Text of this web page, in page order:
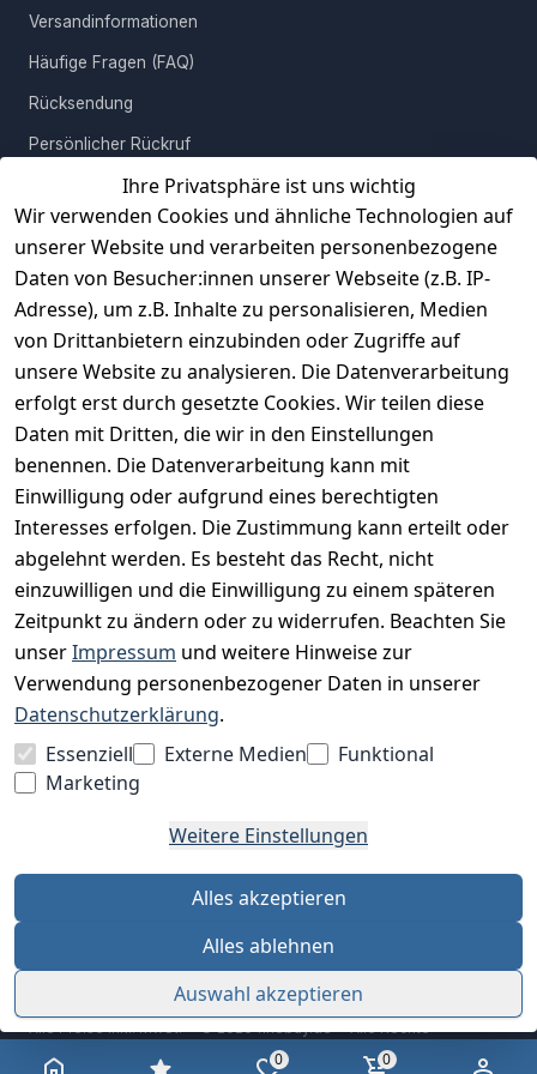
deiner Einrichtung!
0 0
Ihre Privatsphäre ist uns wichtig
Wir verwenden Cookies und ähnliche Technologien auf
unserer Website und verarbeiten personenbezogene
Daten von Besucher:innen unserer Webseite (z.B. IP-
Adresse), um z.B. Inhalte zu personalisieren, Medien
von Drittanbietern einzubinden oder Zugriffe auf
unsere Website zu analysieren. Die Datenverarbeitung
erfolgt erst durch gesetzte Cookies. Wir teilen diese
Daten mit Dritten, die wir in den Einstellungen
benennen. Die Datenverarbeitung kann mit
Einwilligung oder aufgrund eines berechtigten
Interesses erfolgen. Die Zustimmung kann erteilt oder
abgelehnt werden. Es besteht das Recht, nicht
einzuwilligen und die Einwilligung zu einem späteren
Zeitpunkt zu ändern oder zu widerrufen. Beachten Sie
unserImpressum und weitere Hinweise zur
Verwendung personenbezogener Daten in unserer
Datenschutzerklärung.
Essenziell
Externe Medien
Funktional
Marketing
Weitere Einstellungen
Alles akzeptieren
Alles ablehnen
Auswahl akzeptieren
Versandinformationen
Häufige Fragen (FAQ)
Rücksendung
Persönlicher Rückruf
Erfahrungen
Vertrag widerrufen
INFORMATIONEN
Widerrufsrecht
Datenschutz
Unser Unternehmen
Charity & Wohltätigkeit
BESUCHE UNS
BEQUEM BEZAHLEN MIT
WIR VERSENDEN MIT